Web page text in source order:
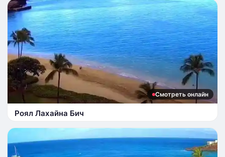
Смотреть онлайн
Роял Лахайна Бич